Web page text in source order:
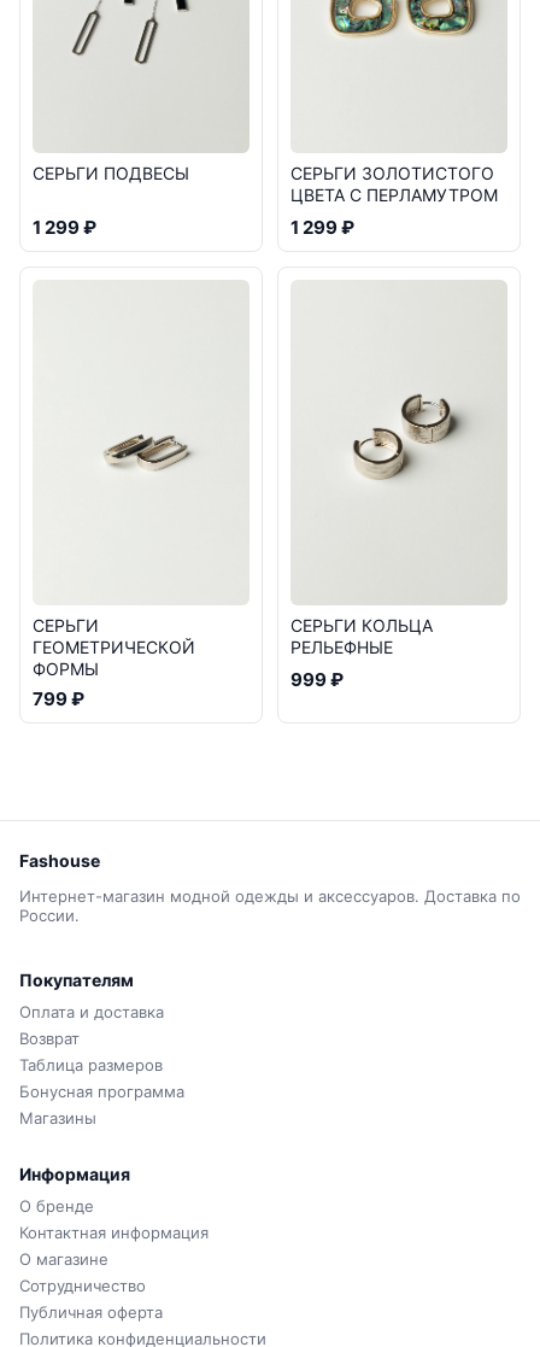
СЕРЬГИ ПОДВЕСЫ
1 299 ₽
СЕРЬГИ ЗОЛОТИСТОГО
ЦВЕТА С ПЕРЛАМУТРОМ
1 299 ₽
СЕРЬГИ
ГЕОМЕТРИЧЕСКОЙ
ФОРМЫ
799 ₽
СЕРЬГИ КОЛЬЦА
РЕЛЬЕФНЫЕ
999 ₽
Fashouse
Интернет-магазин модной одежды и аксессуаров. Доставка по
России.
Покупателям
Оплата и доставка
Возврат
Таблица размеров
Бонусная программа
Магазины
Информация
О бренде
Контактная информация
О магазине
Сотрудничество
Публичная оферта
Политика конфиденциальности